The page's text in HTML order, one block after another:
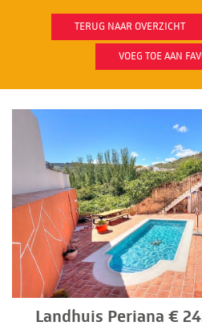
TERUG NAAR OVERZICHT
VOEG TOE AAN
Landhuis Periana €